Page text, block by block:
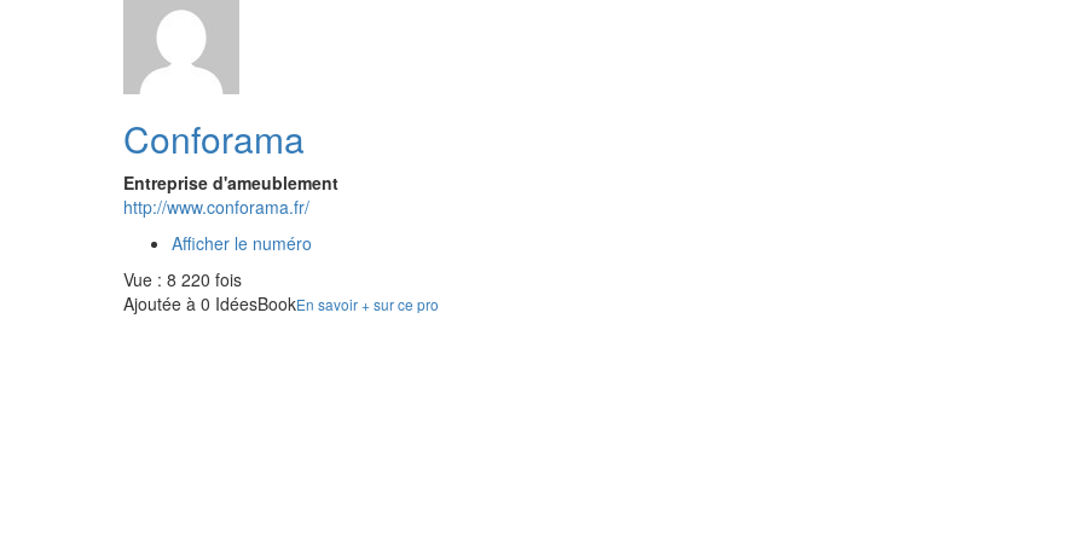
Conforama
Entreprise d'ameublement
http://www.conforama.fr/
Afficher le numéro
Vue : 8 220 fois
Ajoutée à 0 IdéesBookEn savoir + sur ce pro